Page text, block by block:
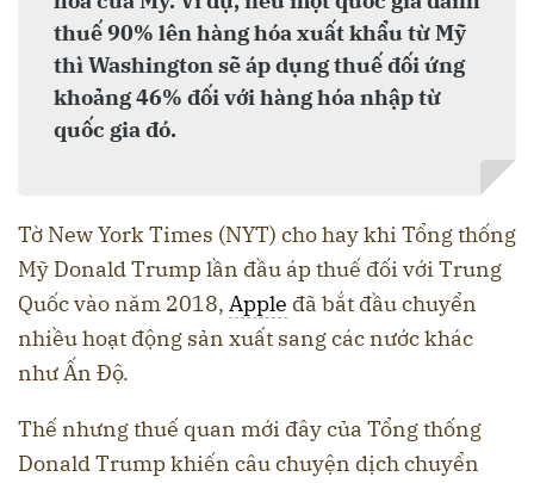
thuế 90% lên hàng hóa xuất khẩu từ Mỹ
thì Washington sẽ áp dụng thuế đối ứng
khoảng 46% đối với hàng hóa nhập từ
quốc gia đó.
Tờ New York Times (NYT) cho hay khi Tổng thống
Mỹ Donald Trump lần đầu áp thuế đối với Trung
Quốc vào năm 2018, Apple đã bắt đầu chuyển
nhiều hoạt động sản xuất sang các nước khác
như Ấn Độ.
Thế nhưng thuế quan mới đây của Tổng thống
Donald Trump khiến câu chuyện dịch chuyển